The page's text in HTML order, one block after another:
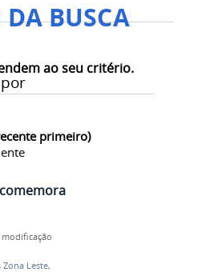
DA BUSCA
ao seu critério.
primeiro)
Leste
Zona Leste,